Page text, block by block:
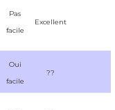
Pas
facile
Excellent
Oui
facile
??